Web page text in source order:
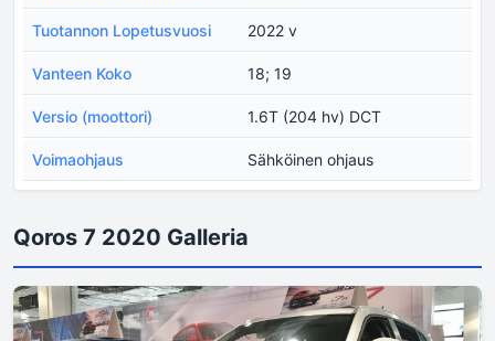
Tuotannon Lopetusvuosi 2022 v
Vanteen Koko 18; 19
Versio (moottori) 1.6T (204 hv) DCT
Voimaohjaus Sähköinen ohjaus
Qoros 7 2020 Galleria